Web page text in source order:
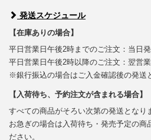
発送スケジュール
【在庫ありの場合】
平日営業日午後2時までのご注文：当日
平日営業日午後2時以降のご注文：翌営
※銀行振込の場合はご入金確認後の発送
【入荷待ち、予約注文が含まれる場合】
すべての商品がそろい次第の発送となり
お急ぎの場合は入荷待ち・発売予定の商
ださい。